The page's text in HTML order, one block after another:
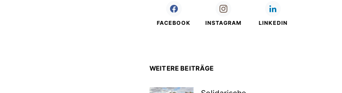
FACEBOOK INSTAGRAM LINKEDIN
WEITERE BEITRÄGE